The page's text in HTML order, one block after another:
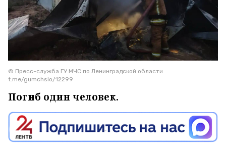
© Пресс-служба ГУ МЧС по Ленинградской области
t.me/gumchslo/12299
Погиб один человек.